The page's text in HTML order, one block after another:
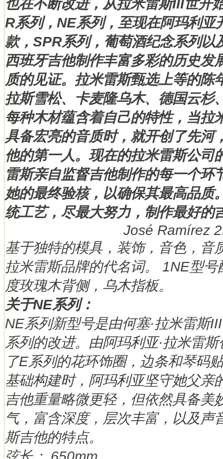
也在不断改进，从拉米雷斯III世开
R系列，NE系列，至现在阿玛利亚
款，SPR系列，葡萄酒纪念系列以
西班牙吉他制作丰富多彩的历史发
质的见证。 拉米雷斯甄选上等的陈
拉斯雪松、卡麦隆乌木、德国云杉
每种木材蕴含着自己的特性，当拉
具备宏亮的音质时，就开创了先河
他的第一人。 现在的拉米雷斯公司
雷斯亲自监督吉他制作的每一个环
她的最终验核，以确保其最高品质
统工艺，尽最大努力，制作最好的
José Ramírez
基于独特的模具，装饰，音色，音
拉米雷斯品牌的代名词。 1NE型
度玫瑰木背侧，乌木指板。
关于NE系列：
NE系列新型号是由何塞·拉米雷斯
系列的改进。由阿玛利亚·拉米雷
了E系列的花环饰圈，边条和琴码
基础构建时，阿玛利亚坚守她父亲
吉他重量略微更轻，但依然具备美
气，富含深度，层次丰富，以及声
斯吉他的特点。